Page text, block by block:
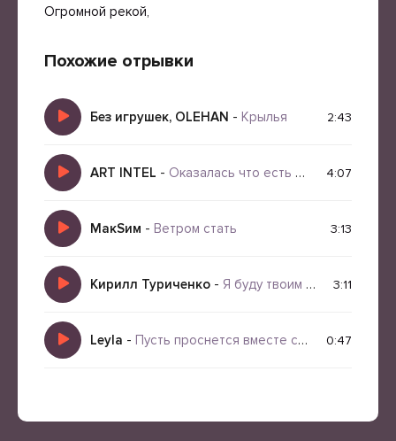
Огромной рекой,
Похожие отрывки
Без игрушек, OLEHAN - Крылья 2:43
ART INTEL - Оказалась что есть это счастье под солнцем 4:07
МакSим - Ветром стать 3:13
Кирилл Туриченко - Я буду твоим солнцем 3:11
Leyla - Пусть проснется вместе солнцем 0:47